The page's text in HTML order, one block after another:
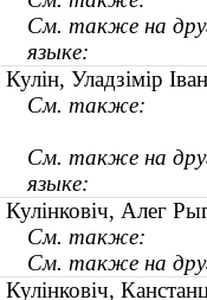
См. также на
языке:
Кулін, Уладзімір
См. также:
См. также на
языке:
Кулінковіч, Алег
См. также:
См. также на
Кулінковіч,